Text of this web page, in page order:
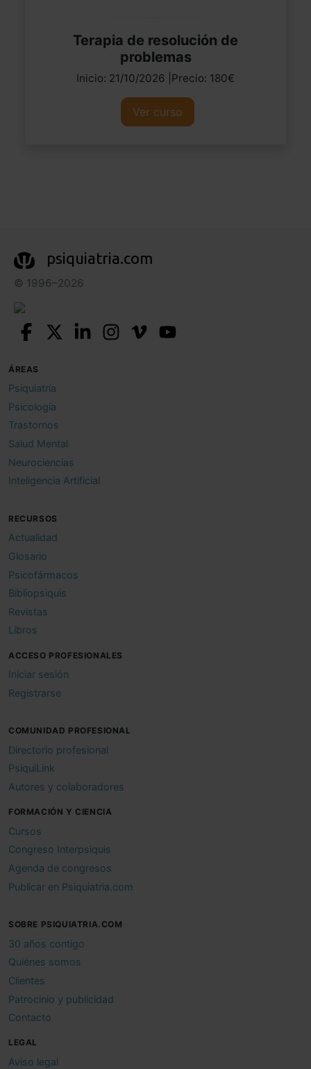
Terapia de resolución de
problemas
Inicio: 21/10/2026 |Precio: 180€
Ver curso
psiquiatria.com
© 1996–2026
ÁREAS
Psiquiatría
Psicología
Trastornos
Salud Mental
Neurociencias
Inteligencia Artificial
RECURSOS
Actualidad
Glosario
Psicofármacos
Bibliopsiquis
Revistas
Libros
ACCESO PROFESIONALES
Iniciar sesión
Registrarse
COMUNIDAD PROFESIONAL
Directorio profesional
PsiquiLink
Autores y colaboradores
FORMACIÓN Y CIENCIA
Cursos
Congreso Interpsiquis
Agenda de congresos
Publicar en Psiquiatria.com
SOBRE PSIQUIATRIA.COM
30 años contigo
Quiénes somos
Clientes
Patrocinio y publicidad
Contacto
LEGAL
Aviso legal